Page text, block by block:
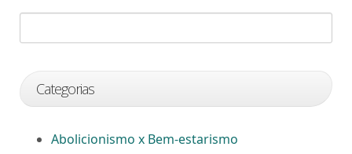
Categorias
Abolicionismo x Bem-estarismo